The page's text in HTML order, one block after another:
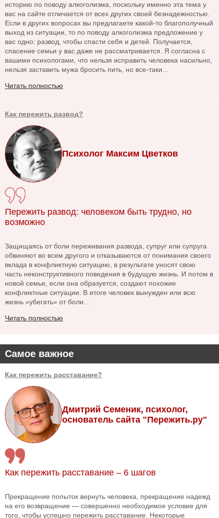
Самое важное
Как пережить расставание?
Дмитрий Семеник, психолог,
основатель сайта "Пережить.ру"
Как пережить расставание – 6 шагов
Прекращение попыток вернуть человека, прекращение надежд
на его возвращение — совершенно необходимое условие для
того, чтобы успешно пережить расставание. Некоторые
историю по поводу алкоголизма, поскольку именно эта тема у
вас на сайте отличается от всех других своей безнадежностью.
Если в других вопросах вы предлагаете какой-то благополучный
выход из ситуации, то по поводу алкоголизма предложение у
вас одно: развод, чтобы спасти себя и детей. Получается,
спасение семьи у вас даже не рассматривается. Я согласна с
вашими психологами, что нельзя исправить человека насильно,
нельзя заставить мужа бросить пить, но все-таки...
Читать полностью
Как пережить развод?
Психолог Максим Цветков
Пережить развод: человеком быть трудно, но
возможно
Защищаясь от боли переживания развода, супруг или супруга
обвиняют во всем другого и отказываются от понимания своего
вклада в конфликтную ситуацию, в результате уносят свою
часть неконструктивного поведения в будущую жизнь. И потом в
новой семье, если она образуется, создают похожие
конфликтные ситуации. В итоге человек вынужден или всю
жизнь «убегать» от боли...
Читать полностью